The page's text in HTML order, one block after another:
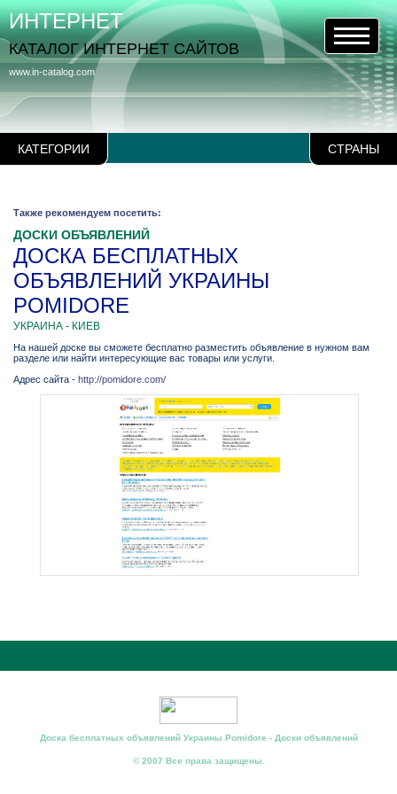
КАТЕГОРИИ СТРАНЫ
www.in-catalog.com
ИНТЕРНЕТ
КАТАЛОГ ИНТЕРНЕТ САЙТОВ
Также рекомендуем посетить:
ДОСКИ ОБЪЯВЛЕНИЙ
ДОСКА БЕСПЛАТНЫХ
ОБЪЯВЛЕНИЙ УКРАИНЫ
POMIDORE
УКРАИНА - КИЕВ
На нашей доске вы сможете бесплатно разместить объявление в нужном вам
разделе или найти интересующие вас товары или услуги.
Адрес сайта - http://pomidore.com/
Доска бесплатных объявлений Украины Pomidore - Доски объявлений
© 2007 Все права защищены.